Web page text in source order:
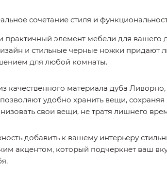
сочетание стиля и
практичный элемент мебели для
и стильные черные ножки придают
для любой комнаты.
качественного материала дуба
удобно хранить вещи,
свои вещи, не тратя лишнего
добавить к вашему интерьеру
акцентом, который подчеркнет ваш